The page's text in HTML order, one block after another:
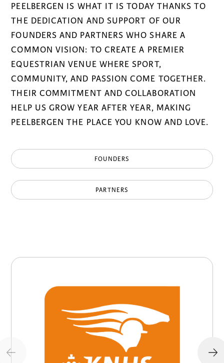
PEELBERGEN IS WHAT IT IS TODAY THANKS TO
THE DEDICATION AND SUPPORT OF OUR
FOUNDERS AND PARTNERS WHO SHARE A
COMMON VISION: TO CREATE A PREMIER
EQUESTRIAN VENUE WHERE SPORT,
COMMUNITY, AND PASSION COME TOGETHER.
THEIR COMMITMENT AND COLLABORATION
HELP US GROW YEAR AFTER YEAR, MAKING
PEELBERGEN THE PLACE YOU KNOW AND LOVE.
FOUNDERS
PARTNERS